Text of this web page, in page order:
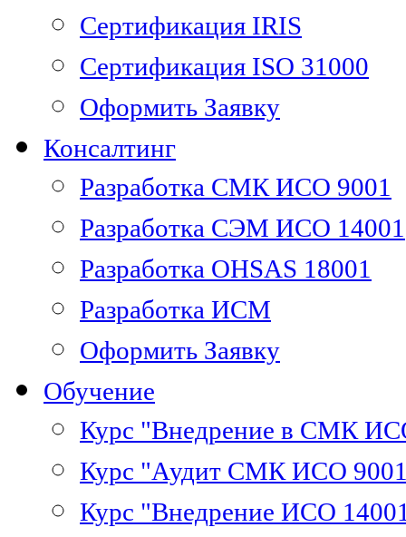
Сертификация IRIS
Сертификация ISO 31000
Оформить Заявку
Консалтинг
Разработка СМК ИСО 9001
Разработка СЭМ ИСО 14001
Разработка OHSAS 18001
Разработка ИСМ
Оформить Заявку
Обучение
Курс "Внедрение в СМК
Курс "Аудит СМК ИСО
Курс "Внедрение ИСО